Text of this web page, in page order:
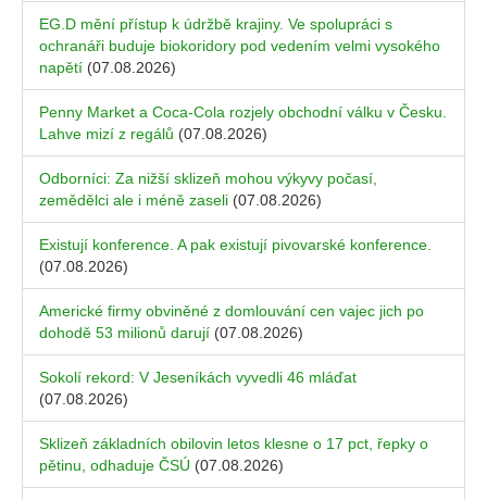
EG.D mění přístup k údržbě krajiny. Ve spolupráci s
ochranáři buduje biokoridory pod vedením velmi vysokého
napětí (07.08.2026)
Penny Market a Coca-Cola rozjely obchodní válku v Česku.
Lahve mizí z regálů (07.08.2026)
Odborníci: Za nižší sklizeň mohou výkyvy počasí,
zemědělci ale i méně zaseli (07.08.2026)
Existují konference. A pak existují pivovarské konference.
(07.08.2026)
Americké firmy obviněné z domlouvání cen vajec jich po
dohodě 53 milionů darují (07.08.2026)
Sokolí rekord: V Jeseníkách vyvedli 46 mláďat
(07.08.2026)
Sklizeň základních obilovin letos klesne o 17 pct, řepky o
pětinu, odhaduje ČSÚ (07.08.2026)